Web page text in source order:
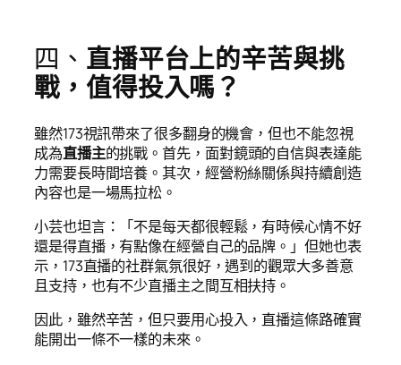
四、 直播平台上的辛苦與挑
戰，值得投入嗎？
雖然173視訊帶來了很多翻身的機會，但也不能忽視
成為直播主的挑戰。首先，面對鏡頭的自信與表達能
力需要長時間培養。其次，經營粉絲關係與持續創造
內容也是一場馬拉松。
小芸也坦言：「不是每天都很輕鬆，有時候心情不好
還是得直播，有點像在經營自己的品牌。」但她也表
示，173直播的社群氣氛很好，遇到的觀眾大多善意
且支持，也有不少直播主之間互相扶持。
因此，雖然辛苦，但只要用心投入，直播這條路確實
能開出一條不一樣的未來。